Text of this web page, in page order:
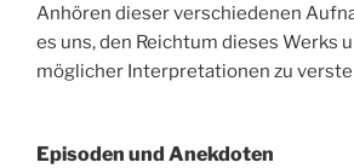
Anhören dieser verschiedenen
es uns, den Reichtum dieses Werks
möglicher Interpretationen zu
Episoden und Anekdoten